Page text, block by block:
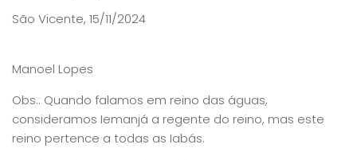
São Vicente, 15/11/2024
Manoel Lopes
Obs.: Quando falamos em reino das águas,
consideramos Iemanjá a regente do reino, mas este
reino pertence a todas as Iabás.